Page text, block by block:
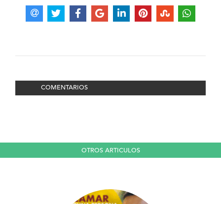
COMENTARIOS
OTROS ARTICULOS